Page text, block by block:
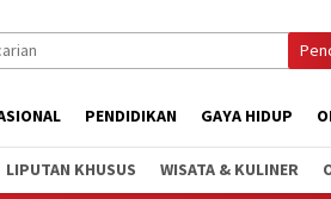
PENDIDIKAN GAYA HIDUP
LIPUTAN KHUSUS WISATA & KULINER